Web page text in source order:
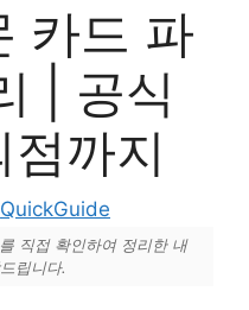
카드 파
| 공식
까지
QuickGuide
직접 확인하여 정리한 내
립니다.